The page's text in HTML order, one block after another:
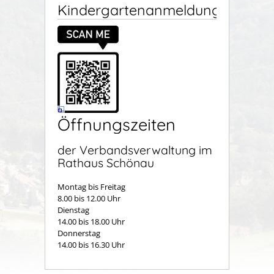
Kindergartenanmeldung
Öffnungszeiten
der Verbandsverwaltung im
Rathaus Schönau
Montag bis Freitag
8.00 bis 12.00 Uhr
Dienstag
14.00 bis 18.00 Uhr
Donnerstag
14.00 bis 16.30 Uhr